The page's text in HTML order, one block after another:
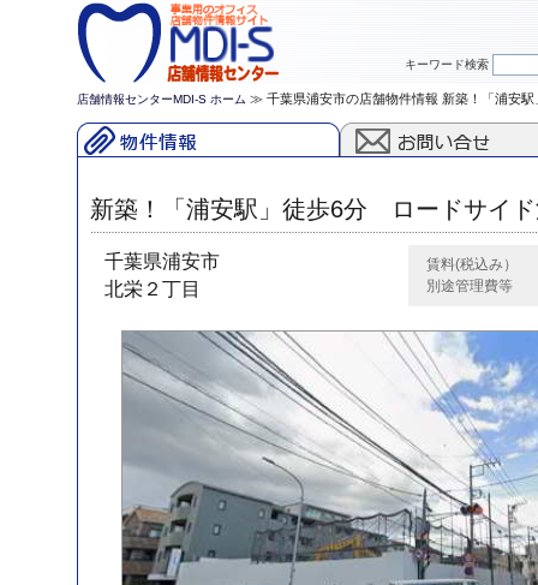
キーワード検索
店舗情報センターMDI-S ホーム ≫ 千葉県浦安市の店舗物件情報 新築！「浦安
新築！「浦安駅」徒歩6分 ロードサイ
千葉県浦安市
北栄２丁目
賃料(税込み）
別途管理費等